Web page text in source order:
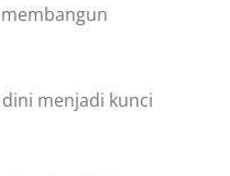
menjadi kunci